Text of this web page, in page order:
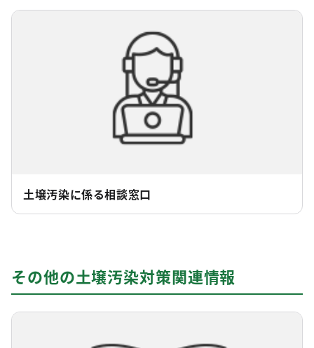
土壌汚染に係る相談窓口
その他の土壌汚染対策関連情報